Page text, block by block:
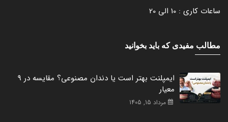
ساعات کاری : 10 الی 20
مطالب مفیدی که باید بخوانید
ایمپلنت بهتر است یا دندان مصنوعی؟ مقایسه در 9
معیار
مرداد 15, 1405